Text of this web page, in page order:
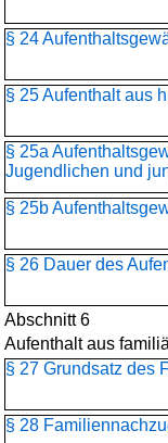
§ 24
§ 25 Aufenthalt aus
§ 25a
Jugendlichen und
§ 25b
§ 26 Dauer des
Abschnitt 6
Aufenthalt aus
§ 27 Grundsatz des
§ 28